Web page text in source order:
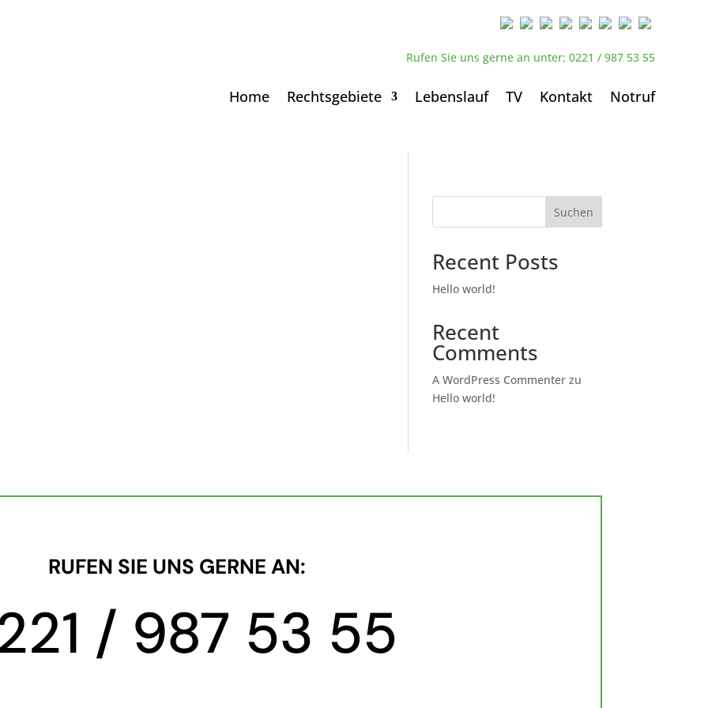
Rufen Sie uns gerne an unter: 0221 / 987 53 55
Home Rechtsgebiete Lebenslauf TV Kontakt Notruf
Suchen
Recent Posts
Hello world!
Recent
Comments
A WordPress Commenterzu
Hello world!
RUFEN SIE UNS GERNE AN:
/ 987 53 55